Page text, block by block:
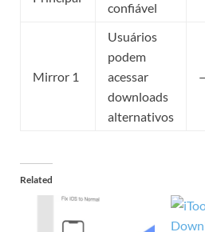
confiável
Mirror 1
Usuários
podem
acessar
downloads
alternativos
Related